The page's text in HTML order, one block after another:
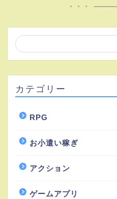
カテゴリー
RPG
お小遣い稼ぎ
アクション
ゲームアプリ